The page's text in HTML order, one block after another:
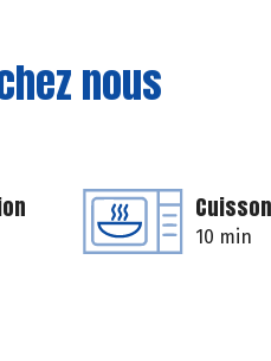
nous
Cuisson
10 min